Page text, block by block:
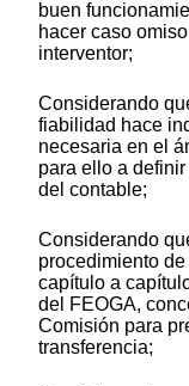
buen
hacer caso
interventor;
Considerando
fiabilidad hace
necesaria en el
para ello a
del contable;
Considerando
procedimiento
capítulo a
del FEOGA,
Comisión para
transferencia;